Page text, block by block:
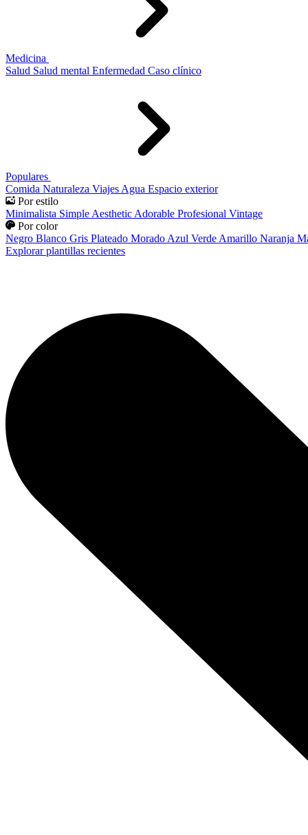
Medicina
Salud Salud mental Enfermedad Caso clínico
Populares
Comida Naturaleza Viajes Agua Espacio exterior
Por estilo
Minimalista Simple Aesthetic Adorable Profesional Vintage
Por color
Negro Blanco Gris Plateado Morado Azul Verde Amarillo Naranja
Explorar plantillas recientes